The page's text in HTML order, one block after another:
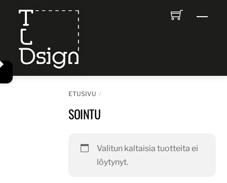
content
ETUSIVU
SOINTU
Valitun kaltaisia tuotteita ei
löytynyt.